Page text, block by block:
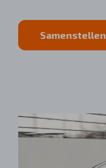
Samenstellen